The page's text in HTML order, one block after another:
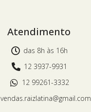
Atendimento
das 8h às 16h
12 3937-9931
12 99261-3332
vendas.raizlatina@gmail.com